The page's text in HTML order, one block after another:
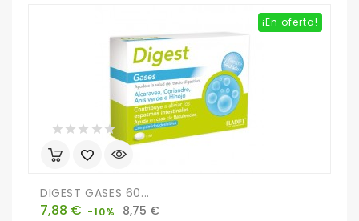
¡En oferta!
DIGEST GASES 60...
Precio
7,88 € -10%
Precio
8,75 €